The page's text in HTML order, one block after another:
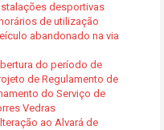
desportivas
de utilização
abandonado na via
do período de
de Regulamento de
do Serviço de
Vedras
ao Alvará de